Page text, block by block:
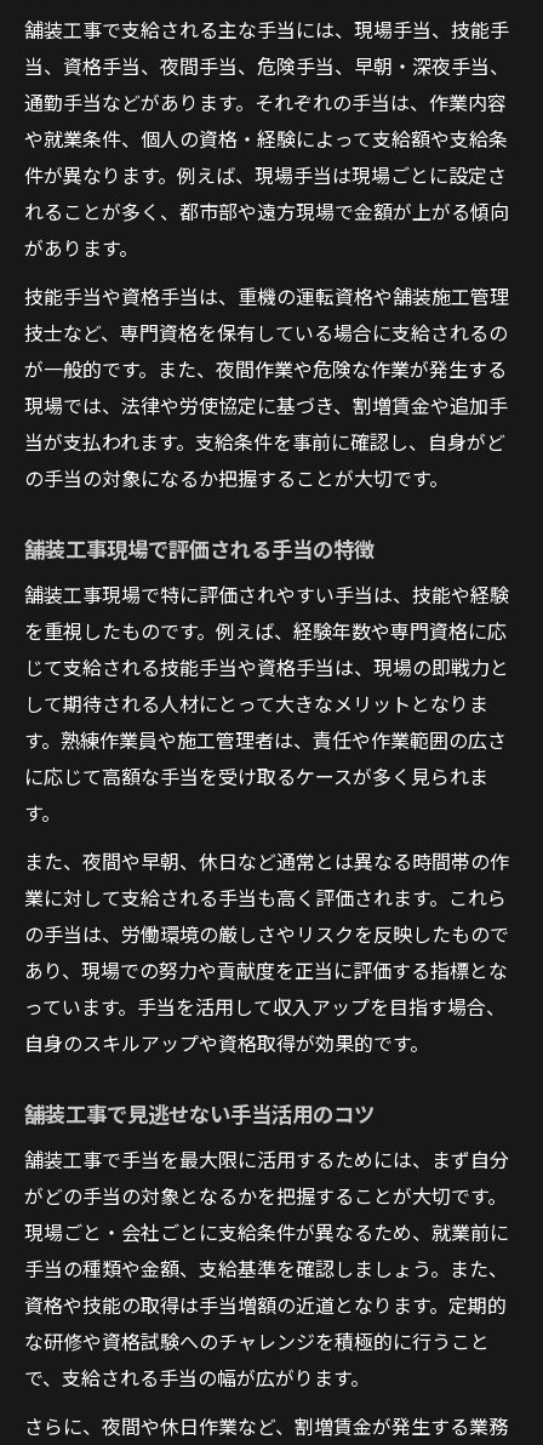
舗装工事で支給される主な手当には、現場手当、技能手
当、資格手当、夜間手当、危険手当、早朝・深夜手当、
通勤手当などがあります。それぞれの手当は、作業内容
や就業条件、個人の資格・経験によって支給額や支給条
件が異なります。例えば、現場手当は現場ごとに設定さ
れることが多く、都市部や遠方現場で金額が上がる傾向
があります。
技能手当や資格手当は、重機の運転資格や舗装施工管理
技士など、専門資格を保有している場合に支給されるの
が一般的です。また、夜間作業や危険な作業が発生する
現場では、法律や労使協定に基づき、割増賃金や追加手
当が支払われます。支給条件を事前に確認し、自身がど
の手当の対象になるか把握することが大切です。
舗装工事現場で評価される手当の特徴
舗装工事現場で特に評価されやすい手当は、技能や経験
を重視したものです。例えば、経験年数や専門資格に応
じて支給される技能手当や資格手当は、現場の即戦力と
して期待される人材にとって大きなメリットとなりま
す。熟練作業員や施工管理者は、責任や作業範囲の広さ
に応じて高額な手当を受け取るケースが多く見られま
す。
また、夜間や早朝、休日など通常とは異なる時間帯の作
業に対して支給される手当も高く評価されます。これら
の手当は、労働環境の厳しさやリスクを反映したもので
あり、現場での努力や貢献度を正当に評価する指標とな
っています。手当を活用して収入アップを目指す場合、
自身のスキルアップや資格取得が効果的です。
舗装工事で見逃せない手当活用のコツ
舗装工事で手当を最大限に活用するためには、まず自分
がどの手当の対象となるかを把握することが大切です。
現場ごと・会社ごとに支給条件が異なるため、就業前に
手当の種類や金額、支給基準を確認しましょう。また、
資格や技能の取得は手当増額の近道となります。定期的
な研修や資格試験へのチャレンジを積極的に行うこと
で、支給される手当の幅が広がります。
さらに、夜間や休日作業など、割増賃金が発生する業務